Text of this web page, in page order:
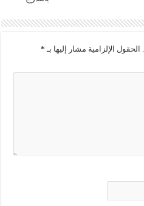
الحقول الإلزامية مشار إليها بـ *